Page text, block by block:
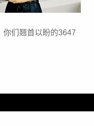
你们翘首以盼的3647